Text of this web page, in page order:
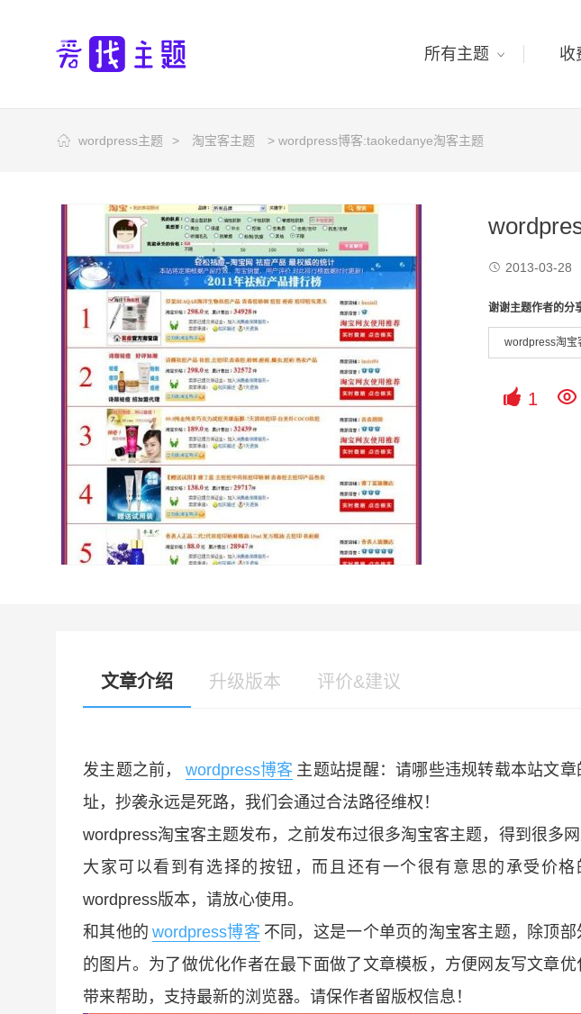
所有主题 收
wordpress主题 > 淘宝客主题 > wordpress博客:taokedanye淘客主题
 2013-03-28
谢谢主题作者的分
wordpress淘宝
 1 
文章介绍 升级版本 评价&建议
发主题之前， wordpress博客 主题站提醒：请哪些违规转载本站文
址，抄袭永远是死路，我们会通过合法路径维权！
wordpress淘宝客主题发布，之前发布过很多淘宝客主题，得到很多
大家可以看到有选择的按钮，而且还有一个很有意思的承受价
wordpress版本，请放心使用。
和其他的 wordpress博客 不同，这是一个单页的淘宝客主题，除顶
的图片。为了做优化作者在最下面做了文章模板，方便网友写文章
带来帮助，支持最新的浏览器。请保作者留版权信息！